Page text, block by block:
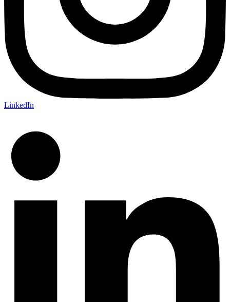
LinkedIn